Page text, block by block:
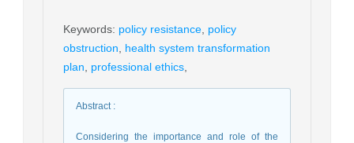
Keywords: policy resistance policy
obstruction
health system transformation
plan
professional ethics
Abstract :
Considering the importance and role of the